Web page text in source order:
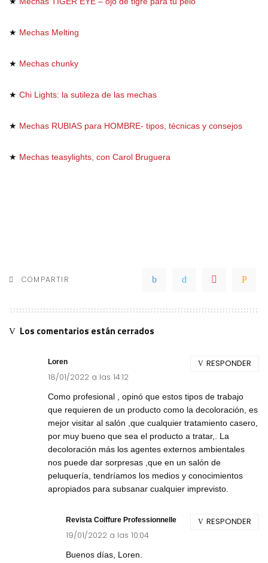
★ Mechas Melting
★ Mechas chunky
★ Chi Lights: la sutileza de las mechas
★ Mechas RUBIAS para HOMBRE- tipos, técnicas y consejos
★ Mechas teasylights, con Carol Bruguera
COMPARTIR
Los comentarios están cerrados
Loren
18/01/2022 a las 14:12
Como profesional , opinó que estos tipos de trabajo
que requieren de un producto como la decoloración, es
mejor visitar al salón ,que cualquier tratamiento casero,
por muy bueno que sea el producto a tratar,. La
decoloración más los agentes externos ambientales
nos puede dar sorpresas ,que en un salón de
peluquería, tendríamos los medios y conocimientos
apropiados para subsanar cualquier imprevisto.
RESPONDER
Revista Coiffure Professionnelle
19/01/2022 a las 10:04
Buenos días, Loren.
RESPONDER